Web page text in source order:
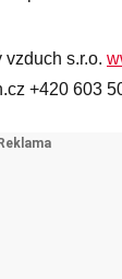
vzduch s.r.o.
+420 603